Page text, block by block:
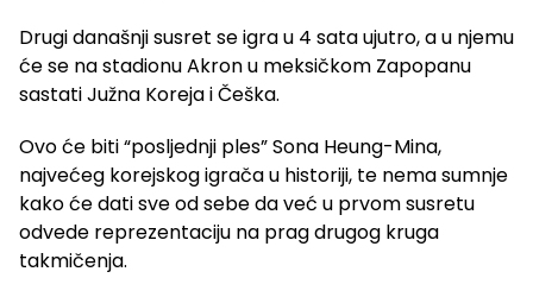
Drugi današnji susret se igra u 4 sata ujutro, a u njemu
će se na stadionu Akron u meksičkom Zapopanu
sastati Južna Koreja i Češka.
Ovo će biti “posljednji ples” Sona Heung-Mina,
najvećeg korejskog igrača u historiji, te nema sumnje
kako će dati sve od sebe da već u prvom susretu
odvede reprezentaciju na prag drugog kruga
takmičenja.